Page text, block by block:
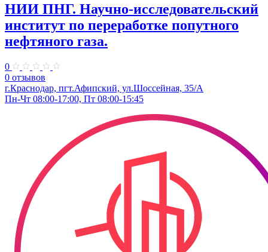
НИИ ПНГ. Научно-исследовательский
институт по переработке попутного
нефтяного газа.
0
0 отзывов
г.Краснодар, пгт.Афипский, ул.Шоссейная, 35/А
Пн-Чт 08:00-17:00, Пт 08:00-15:45